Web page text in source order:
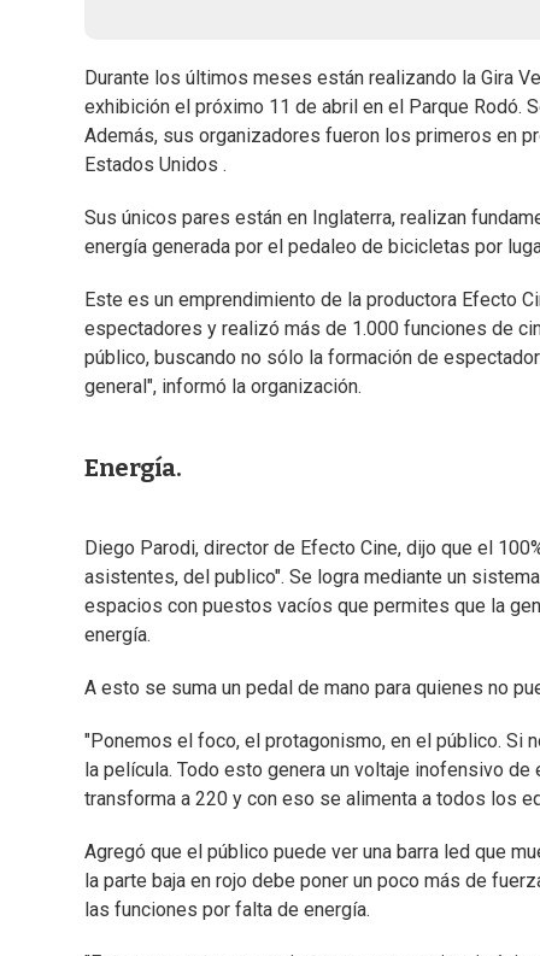
Durante los últimos meses están realizando la Gira
exhibición el próximo 11 de abril en el Parque Rodó.
Además, sus organizadores fueron los primeros en
Estados Unidos .
Sus únicos pares están en Inglaterra, realizan
energía generada por el pedaleo de bicicletas por
Este es un emprendimiento de la productora Efecto
espectadores y realizó más de 1.000 funciones de
público, buscando no sólo la formación de
general", informó la organización.
Energía.
Diego Parodi, director de Efecto Cine, dijo que el
asistentes, del publico". Se logra mediante un
espacios con puestos vacíos que permites que la
energía.
A esto se suma un pedal de mano para quienes no
"Ponemos el foco, el protagonismo, en el público. Si
la película. Todo esto genera un voltaje inofensivo
transforma a 220 y con eso se alimenta a todos los
Agregó que el público puede ver una barra led que
la parte baja en rojo debe poner un poco más de
las funciones por falta de energía.